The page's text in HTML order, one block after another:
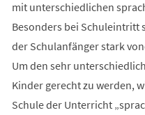
mit unterschiedlichen
Besonders bei Schuleintritt
der Schulanfänger stark
Um den sehr
Kinder gerecht zu werden,
Schule der Unterricht